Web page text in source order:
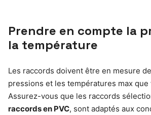
Prendre en compte la
la température
Les raccords doivent être en mesure
pressions et les températures max
Assurez-vous que les raccords
raccords en PVC, sont adaptés aux